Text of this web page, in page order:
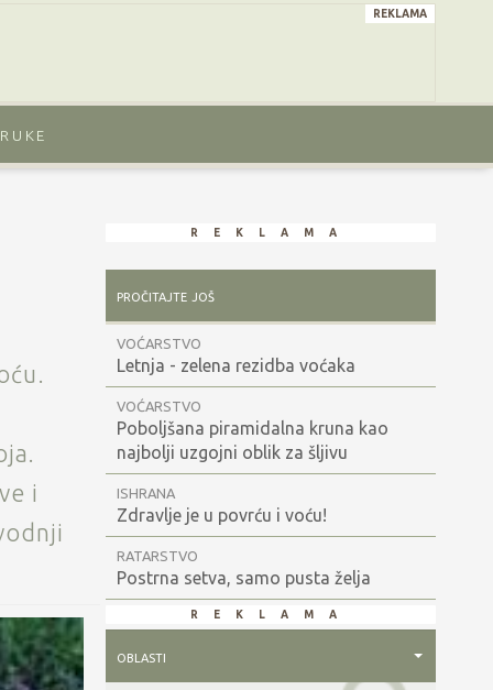
reklama
i
reklama
pročitajte još
VOĆARSTVO
Letnja - zelena rezidba voćaka
VOĆARSTVO
Poboljšana piramidalna kruna kao
najbolji uzgojni oblik za šljivu
ISHRANA
Zdravlje je u povrću i voću!
RATARSTVO
Postrna setva, samo pusta želja
reklama
oblasti